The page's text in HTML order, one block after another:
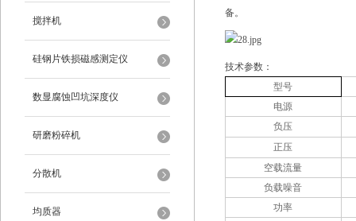
搅拌机
硅钢片铁损磁感测定仪
数显腐蚀凹坑深度仪
研磨粉碎机
分散机
均质器
备。
技术参数：
型号
电源
负压
正压
空载流量
负载噪音
功率